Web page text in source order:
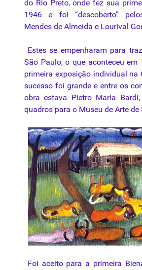
do Rio Preto, onde fez sua
1946 e foi “descoberto”
Mendes de Almeida e Lourival
Estes se empenharam para
São Paulo, o que aconteceu em
primeira exposição individual na
sucesso foi grande e entre os
obra estava Pietro Maria
quadros para o Museu de Arte de
Foi aceito para a primeira